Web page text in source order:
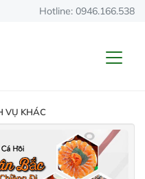
Hotline: 0946.166.538
VỤ KHÁC